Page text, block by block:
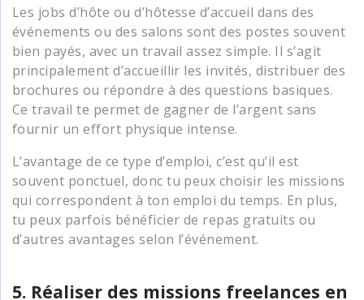
Les jobs d’hôte ou d’hôtesse d’accueil dans des
événements ou des salons sont des postes souvent
bien payés, avec un travail assez simple. Il s’agit
principalement d’accueillir les invités, distribuer des
brochures ou répondre à des questions basiques.
Ce travail te permet de gagner de l’argent sans
fournir un effort physique intense.
L’avantage de ce type d’emploi, c’est qu’il est
souvent ponctuel, donc tu peux choisir les missions
qui correspondent à ton emploi du temps. En plus,
tu peux parfois bénéficier de repas gratuits ou
d’autres avantages selon l’événement.
5. Réaliser des missions freelances en